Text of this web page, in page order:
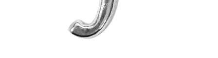
Verpakt per 12 stuks